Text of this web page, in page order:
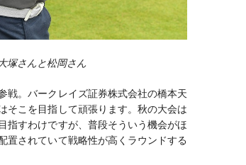
塚さんと松岡さん
戦。バークレイズ証券株式会社の橋本天
そこを目指して頑張ります。秋の大会は
指すわけですが、普段そういう機会がほ
置されていて戦略性が高くラウンドする